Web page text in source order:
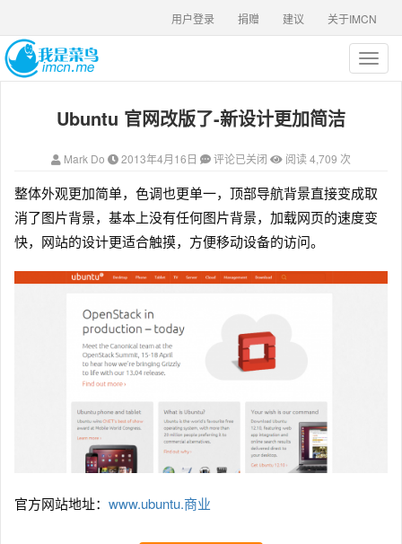
关于IMCN
建议
捐赠
用户登录
T
o
a
v
i
t
Ubuntu 官网改版了-新设计更加简洁
Mark Do 2013年4月16日 评论已关闭 阅读 4,709 次
整体外观更加简单，色调也更单一，顶部导航背景直接变成取
消了图片背景，基本上没有任何图片背景，加载网页的速度变
快，网站的设计更适合触摸，方便移动设备的访问。
官方网站地址： www.ubuntu.商业